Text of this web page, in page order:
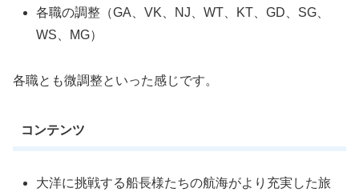
各職の調整（GA、VK、NJ、WT、KT、GD、SG、
WS、MG）
各職とも微調整といった感じです。
コンテンツ
大洋に挑戦する船長様たちの航海がより充実した旅